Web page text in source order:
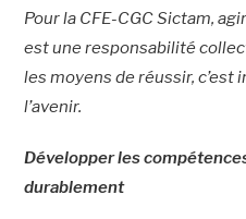
Pour la CFE-CGC Sictam,
est une responsabilité
les moyens de réussir,
l’avenir.
Développer les
durablement